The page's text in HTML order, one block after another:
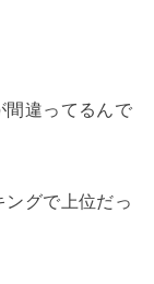
間違ってるんで
グで上位だっ